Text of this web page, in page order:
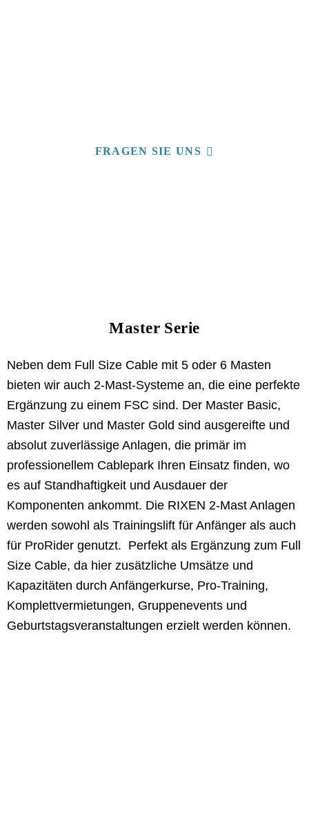
FRAGEN SIE UNS
Master Serie
Neben dem Full Size Cable mit 5 oder 6 Masten
bieten wir auch 2-Mast-Systeme an, die eine perfekte
Ergänzung zu einem FSC sind. Der Master Basic,
Master Silver und Master Gold sind ausgereifte und
absolut zuverlässige Anlagen, die primär im
professionellem Cablepark Ihren Einsatz finden, wo
es auf Standhaftigkeit und Ausdauer der
Komponenten ankommt. Die RIXEN 2-Mast Anlagen
werden sowohl als Trainingslift für Anfänger als auch
für ProRider genutzt. Perfekt als Ergänzung zum Full
Size Cable, da hier zusätzliche Umsätze und
Kapazitäten durch Anfängerkurse, Pro-Training,
Komplettvermietungen, Gruppenevents und
Geburtstagsveranstaltungen erzielt werden können.